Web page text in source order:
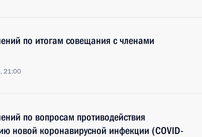
по итогам совещания с членами
21:00
по вопросам противодействия
новой коронавирусной инфекции (COVID-